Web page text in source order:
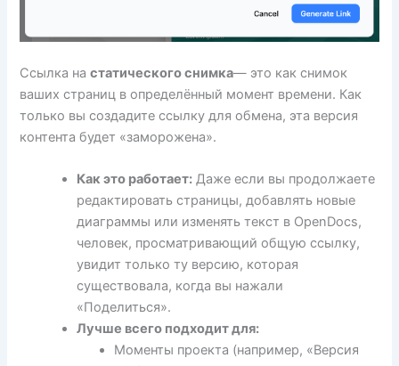
Ссылка настатического снимка— это как снимок
ваших страниц в определённый момент времени. Как
только вы создадите ссылку для обмена, эта версия
контента будет «заморожена».
Как это работает: Даже если вы продолжаете
редактировать страницы, добавлять новые
диаграммы или изменять текст в OpenDocs,
человек, просматривающий общую ссылку,
увидит только ту версию, которая
существовала, когда вы нажали
«Поделиться».
Лучше всего подходит для:
Моменты проекта (например, «Версия